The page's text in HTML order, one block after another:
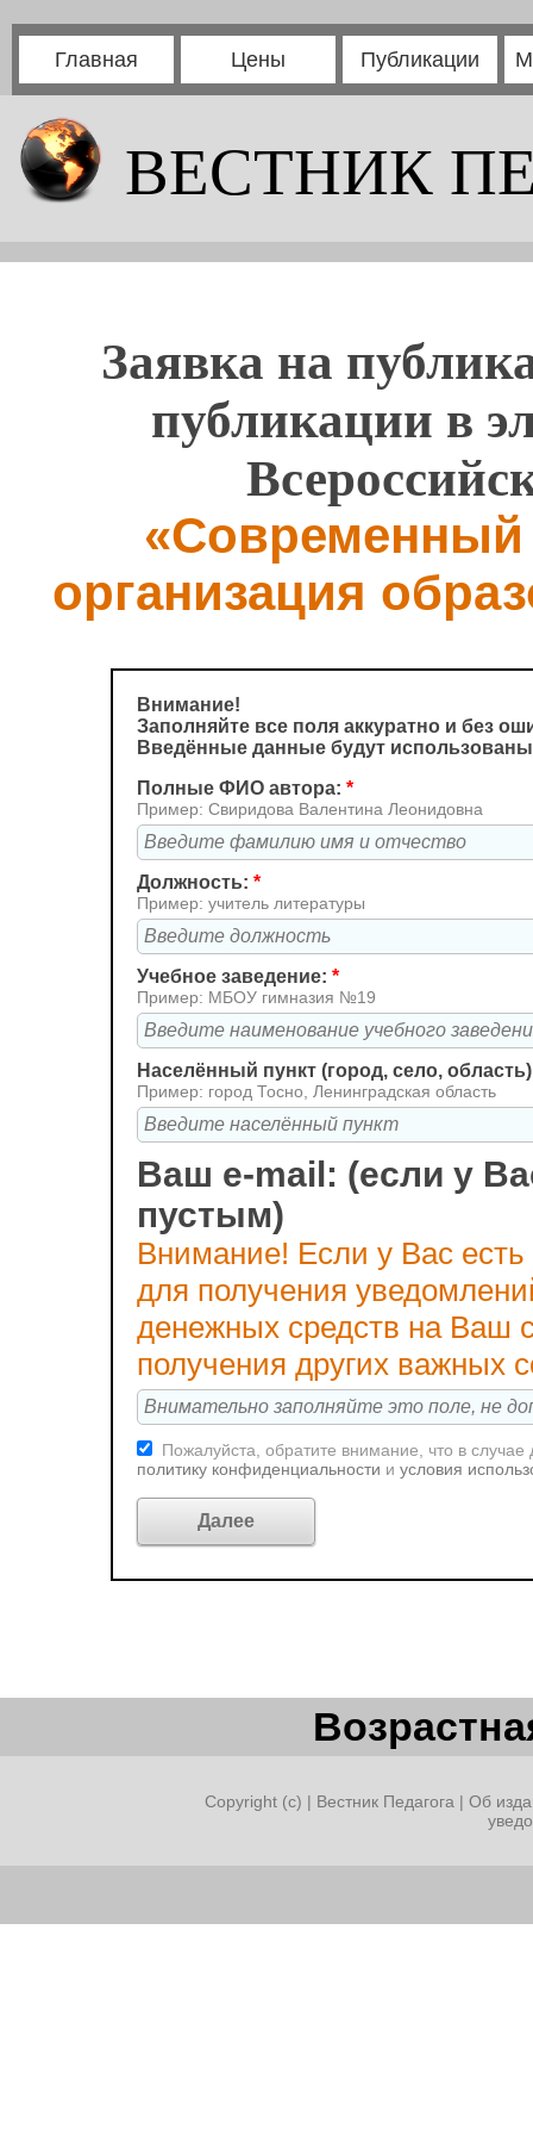
Главная Цены Публикации
ВЕСТНИК
Заявка на
публикации в
организация
Внимание!
Заполняйте все поля аккуратно и без
Введённые данные будут
Полные ФИО автора: *
Пример: Свиридова Валентина Леонидовна
Должность: *
Пример: учитель литературы
Учебное заведение: *
Пример: МБОУ гимназия №19
Населённый пункт (город, село,
Пример: город Тосно, Ленинградская область
Ваш e-mail: (если у
пустым)
Внимание! Если у Вас
для получения
денежных средств на Ваш
получения других важных
Пожалуйста, обратите внимание, что в
политику конфиденциальности и условия
Copyright (c) | Вестник Педагога | Об